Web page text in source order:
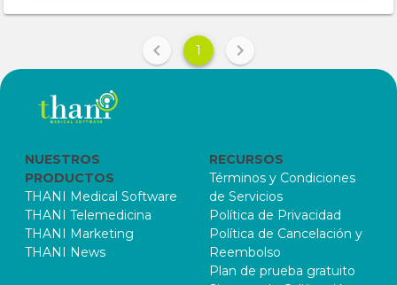
1
NUESTROS
PRODUCTOS
THANI Medical Software
THANI Telemedicina
THANI Marketing
THANI News
RECURSOS
Términos y Condiciones
de Servicios
Política de Privacidad
Política de Cancelación y
Reembolso
Plan de prueba gratuito